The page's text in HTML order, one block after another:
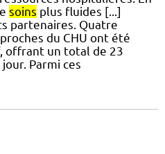
soins plus fluides [...]
partenaires. Quatre
du CHU ont été
offrant un total de 23
Parmi ces